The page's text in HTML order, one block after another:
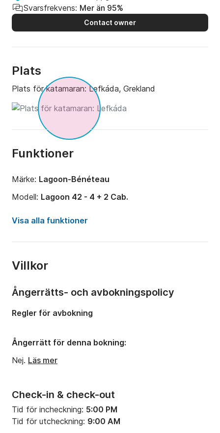
Svarsfrekvens: Mer än 95%
Contact owner
Plats
Plats för katamaran: Lefkáda, Grekland
Funktioner
Märke: Lagoon-Bénéteau
Modell: Lagoon 42 - 4 + 2 Cab.
År:
Antal bäddar:
Antal badrum:
Motorstyrka:114hk
Visa alla funktioner
Villkor
Check-in & check-out
Tid för incheckning: 5:00 PM
Tid för utcheckning: 9:00 AM
Ångerrätts- och avbokningspolicy
Regler för avbokning
Ångerrätt för denna bokning:
Nej. Läs mer